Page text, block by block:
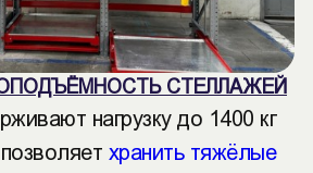
СТЕЛЛАЖЕЙ
нагрузку до 1400 кг
хранить тяжёлые